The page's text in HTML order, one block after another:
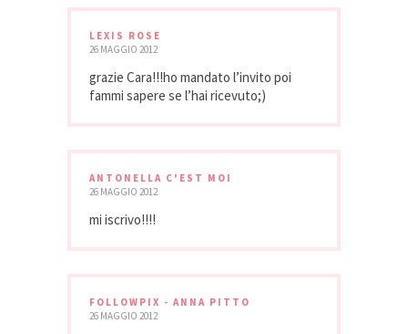
LEXIS ROSE
26 MAGGIO 2012
grazie Cara!!!ho mandato l’invito poi
fammi sapere se l’hai ricevuto;)
ANTONELLA C'EST MOI
26 MAGGIO 2012
mi iscrivo!!!!
FOLLOWPIX - ANNA PITTO
26 MAGGIO 2012